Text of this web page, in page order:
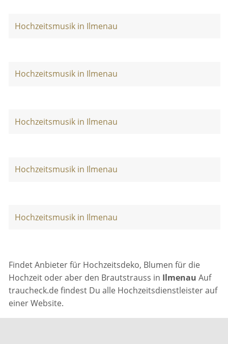
Hochzeitsmusik in Ilmenau
Hochzeitsmusik in Ilmenau
Hochzeitsmusik in Ilmenau
Hochzeitsmusik in Ilmenau
Hochzeitsmusik in Ilmenau
Findet Anbieter für Hochzeitsdeko, Blumen für die
Hochzeit oder aber den Brautstrauss in IlmenauAuf
traucheck.de findest Du alle Hochzeitsdienstleister auf
einer Website.